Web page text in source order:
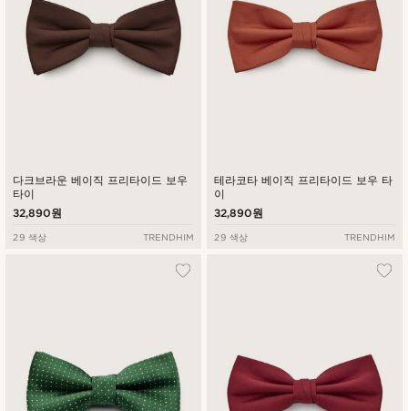
다크브라운 베이직 프리타이드 보우
타이
32,890원
29 색상 TRENDHIM
테라코타 베이직 프리타이드 보우 타
이
32,890원
29 색상 TRENDHIM